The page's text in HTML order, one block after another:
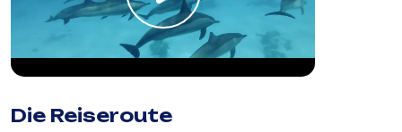
Die Reiseroute